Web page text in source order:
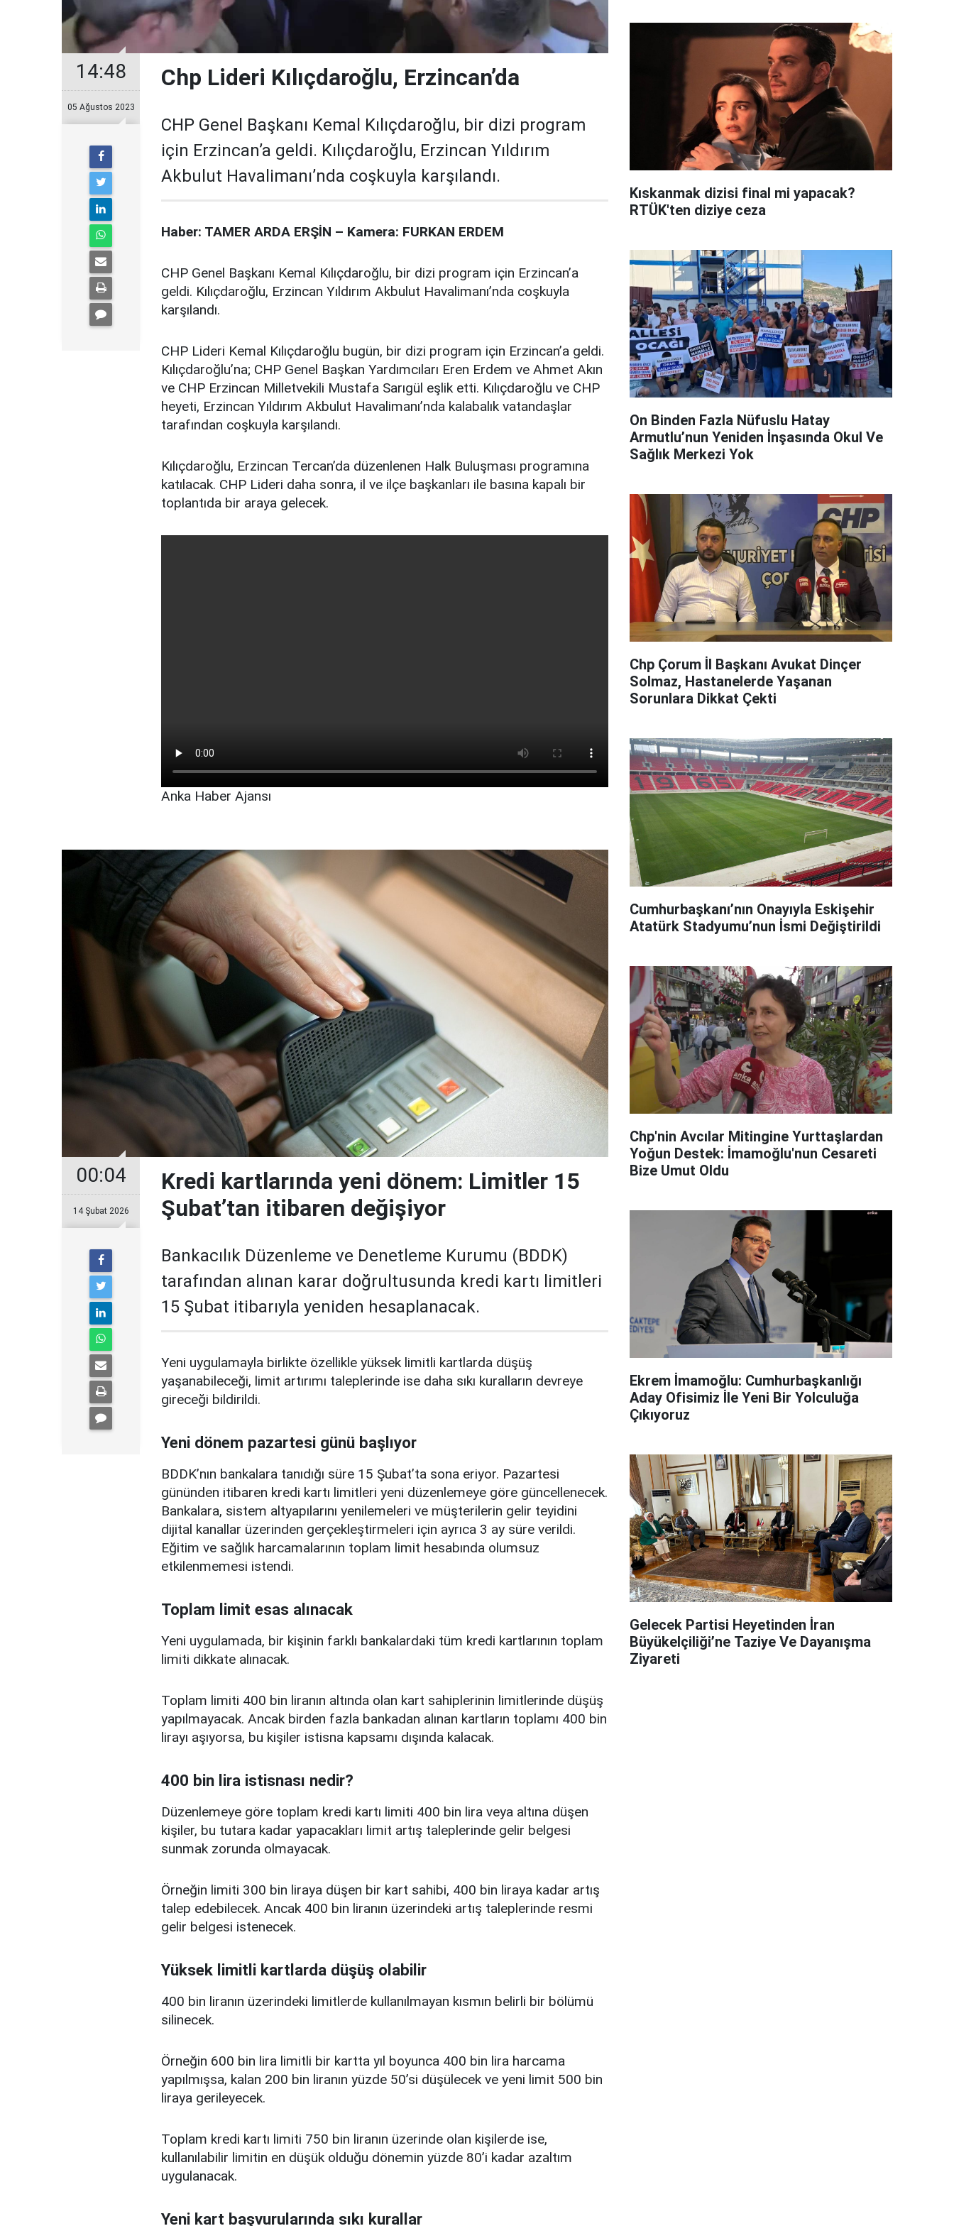
14:48
05 Ağustos 2023
Chp Lideri Kılıçdaroğlu, Erzincan’da
CHP Genel Başkanı Kemal Kılıçdaroğlu, bir dizi program
için Erzincan’a geldi. Kılıçdaroğlu, Erzincan Yıldırım
Akbulut Havalimanı’nda coşkuyla karşılandı.
Haber: TAMER ARDA ERŞİN – Kamera: FURKAN ERDEM
CHP Genel Başkanı Kemal Kılıçdaroğlu, bir dizi program için Erzincan’a
geldi. Kılıçdaroğlu, Erzincan Yıldırım Akbulut Havalimanı’nda coşkuyla
karşılandı.
CHP Lideri Kemal Kılıçdaroğlu bugün, bir dizi program için Erzincan’a geldi.
Kılıçdaroğlu’na; CHP Genel Başkan Yardımcıları Eren Erdem ve Ahmet Akın
ve CHP Erzincan Milletvekili Mustafa Sarıgül eşlik etti. Kılıçdaroğlu ve CHP
heyeti, Erzincan Yıldırım Akbulut Havalimanı’nda kalabalık vatandaşlar
tarafından coşkuyla karşılandı.
Kılıçdaroğlu, Erzincan Tercan’da düzenlenen Halk Buluşması programına
katılacak. CHP Lideri daha sonra, il ve ilçe başkanları ile basına kapalı bir
toplantıda bir araya gelecek.
Anka Haber Ajansı
00:04
14 Şubat 2026
Kredi kartlarında yeni dönem: Limitler 15
Şubat’tan itibaren değişiyor
Bankacılık Düzenleme ve Denetleme Kurumu (BDDK)
tarafından alınan karar doğrultusunda kredi kartı limitleri
15 Şubat itibarıyla yeniden hesaplanacak.
Yeni uygulamayla birlikte özellikle yüksek limitli kartlarda düşüş
yaşanabileceği, limit artırımı taleplerinde ise daha sıkı kuralların devreye
gireceği bildirildi.
Yeni dönem pazartesi günü başlıyor
BDDK’nın bankalara tanıdığı süre 15 Şubat’ta sona eriyor. Pazartesi
gününden itibaren kredi kartı limitleri yeni düzenlemeye göre güncellenecek.
Bankalara, sistem altyapılarını yenilemeleri ve müşterilerin gelir teyidini
dijital kanallar üzerinden gerçekleştirmeleri için ayrıca 3 ay süre verildi.
Eğitim ve sağlık harcamalarının toplam limit hesabında olumsuz
etkilenmemesi istendi.
Toplam limit esas alınacak
Yeni uygulamada, bir kişinin farklı bankalardaki tüm kredi kartlarının toplam
limiti dikkate alınacak.
Toplam limiti 400 bin liranın altında olan kart sahiplerinin limitlerinde düşüş
yapılmayacak. Ancak birden fazla bankadan alınan kartların toplamı 400 bin
lirayı aşıyorsa, bu kişiler istisna kapsamı dışında kalacak.
400 bin lira istisnası nedir?
Düzenlemeye göre toplam kredi kartı limiti 400 bin lira veya altına düşen
kişiler, bu tutara kadar yapacakları limit artış taleplerinde gelir belgesi
sunmak zorunda olmayacak.
Örneğin limiti 300 bin liraya düşen bir kart sahibi, 400 bin liraya kadar artış
talep edebilecek. Ancak 400 bin liranın üzerindeki artış taleplerinde resmi
gelir belgesi istenecek.
Yüksek limitli kartlarda düşüş olabilir
400 bin liranın üzerindeki limitlerde kullanılmayan kısmın belirli bir bölümü
silinecek.
Örneğin 600 bin lira limitli bir kartta yıl boyunca 400 bin lira harcama
yapılmışsa, kalan 200 bin liranın yüzde 50’si düşülecek ve yeni limit 500 bin
liraya gerileyecek.
Toplam kredi kartı limiti 750 bin liranın üzerinde olan kişilerde ise,
kullanılabilir limitin en düşük olduğu dönemin yüzde 80’i kadar azaltım
uygulanacak.
Yeni kart başvurularında sıkı kurallar
Kıskanmak dizisi final mi yapacak?
RTÜK'ten diziye ceza
On Binden Fazla Nüfuslu Hatay
Armutlu’nun Yeniden İnşasında Okul Ve
Sağlık Merkezi Yok
Chp Çorum İl Başkanı Avukat Dinçer
Solmaz, Hastanelerde Yaşanan
Sorunlara Dikkat Çekti
Cumhurbaşkanı’nın Onayıyla Eskişehir
Atatürk Stadyumu’nun İsmi Değiştirildi
Chp'nin Avcılar Mitingine Yurttaşlardan
Yoğun Destek: İmamoğlu'nun Cesareti
Bize Umut Oldu
Ekrem İmamoğlu: Cumhurbaşkanlığı
Aday Ofisimiz İle Yeni Bir Yolculuğa
Çıkıyoruz
Gelecek Partisi Heyetinden İran
Büyükelçiliği’ne Taziye Ve Dayanışma
Ziyareti